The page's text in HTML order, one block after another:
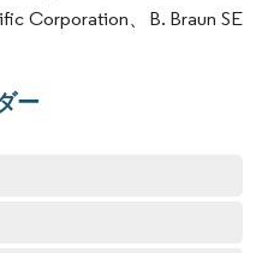
Corporation、B. Braun SE
ー